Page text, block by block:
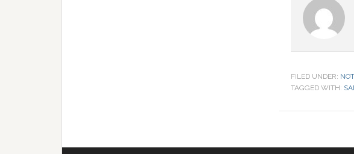
FILED UNDER:
TAGGED WITH: